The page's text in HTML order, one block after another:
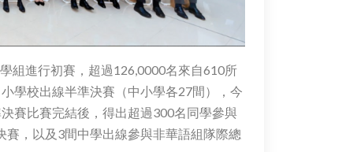
組進行初賽，超過126,0000名來自610所
學校出線半準決賽（中小學各27間），今
賽比賽完結後，得出超過300名同學參與
，以及3間中學出線參與非華語組隊際總